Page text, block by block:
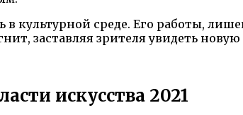
культурной среде. Его работы,
заставляя зрителя увидеть
искусства 2021